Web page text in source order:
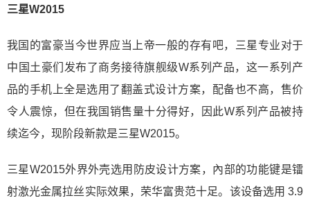
三星W2015
我国的富豪当今世界应当上帝一般的存有吧，三星专业对于
中国土豪们发布了商务接待旗舰级W系列产品，这一系列产
品的手机上全是选用了翻盖式设计方案，配备也不高，售价
令人震惊，但在我国销售量十分得好，因此W系列产品被持
续迄今，现阶段新款是三星W2015。
三星W2015外界外壳选用防皮设计方案，內部的功能键是镭
射激光金属拉丝实际效果，荣华富贵范十足。该设备选用 3.9